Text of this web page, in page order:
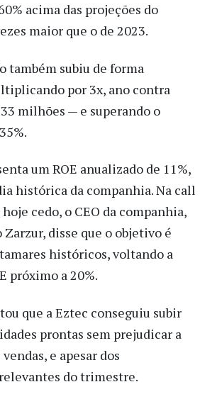
acima das projeções do
maior que o de 2023.
também subiu de forma
por 3x, ano contra
milhões — e superando o
um ROE anualizado de 11%,
histórica da companhia. Na call
cedo, o CEO da companhia,
disse que o objetivo é
históricos, voltando a
próximo a 20%.
que a Eztec conseguiu subir
prontas sem prejudicar a
e apesar dos
do trimestre.